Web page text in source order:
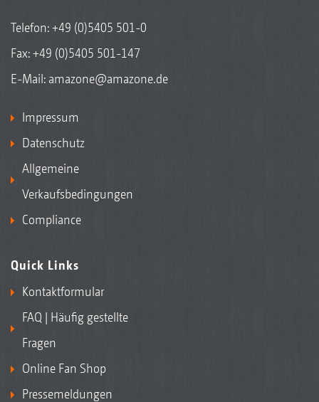
Telefon:+49 (0)5405 501-0
Fax: +49 (0)5405 501-147
E-Mail: amazone@amazone.de
Impressum
Datenschutz
Allgemeine
Verkaufsbedingungen
Compliance
Quick Links
Kontaktformular
FAQ | Häufig gestellte
Fragen
Online Fan Shop
Pressemeldungen